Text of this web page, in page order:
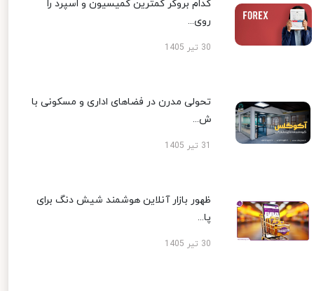
کدام بروکر کمترین کمیسیون و اسپرد را
روی...
30 تیر 1405
تحولی مدرن در فضاهای اداری و مسکونی با
ش...
ظهور بازار آنلاین هوشمند شیش دنگ برای
پا...
30 تیر 1405